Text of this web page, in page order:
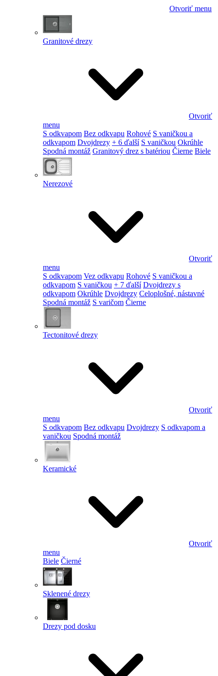
Otvoriť menu
Granitové drezy
Otvoriť
menu
S odkvapom Bez odkvapu Rohové S vaničkou a
odkvapom Dvojdrezy + 6 ďalší S vaničkou Okrúhle
Spodná montáž Granitový drez s batériou Čierne Biele
Nerezové
Otvoriť
menu
S odkvapom Vez odkvapu Rohové S vaničkou a
odkvapom S vaničkou + 7 ďalší Dvojdrezy s
odkvapom Okrúhle Dvojdrezy Celoplošné, nástavné
Spodná montáž S varičom Čierne
Tectonitové drezy
Otvoriť
menu
S odkvapom Bez odkvapu Dvojdrezy S odkvapom a
vaničkou Spodná montáž
Keramické
Otvoriť
menu
Biele Čierné
Sklenené drezy
Drezy pod dosku